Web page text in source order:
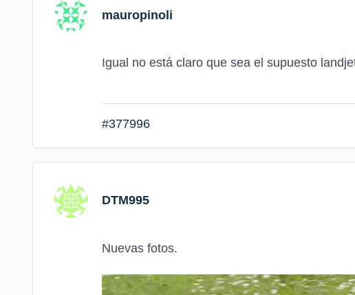
mauropinoli
Igual no está claro que sea el supuesto
#377996
DTM995
Nuevas fotos.